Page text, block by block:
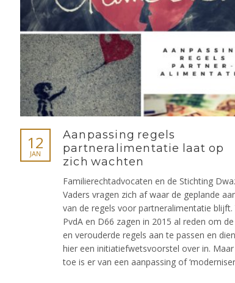
12
JAN
Aanpassing regels
partneralimentatie laat op
zich wachten
Familierechtadvocaten en de Stichting
Vaders vragen zich af waar de geplande
van de regels voor partneralimentatie blijft.
PvdA en D66 zagen in 2015 al reden om
en verouderde regels aan te passen en
hier een initiatiefwetsvoorstel over in.
toe is er van een aanpassing of